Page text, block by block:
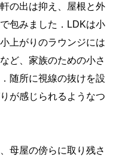
の出は抑え、屋根と外
包みました．LDKは小
上がりのラウンジには
ど、家族のための小さ
随所に視線の抜けを設
が感じられるようなつ
母屋の傍らに取り残さ